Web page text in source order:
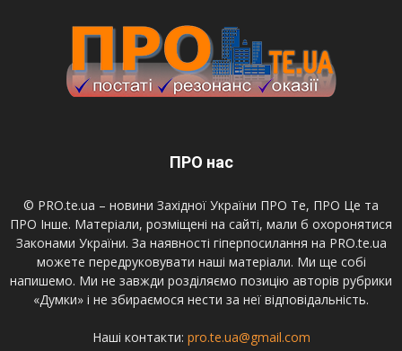
ПРО нас
© PRO.te.ua – новини Західної України ПРО Те, ПРО Це та
ПРО Інше. Матеріали, розміщені на сайті, мали б охоронятися
Законами України. За наявності гіперпосилання на PRO.te.ua
можете передруковувати наші матеріали. Ми ще собі
напишемо. Ми не завжди розділяємо позицію авторів рубрики
«Думки» і не збираємося нести за неї відповідальність.
Наші контакти: pro.te.ua@gmail.com